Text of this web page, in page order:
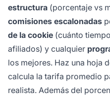
estructura (porcentaje vs
comisiones escalonadas
de la cookie (cuánto
afiliados) y cualquier
los mejores. Haz una hoja
calcula la tarifa promedio
realista. Además del